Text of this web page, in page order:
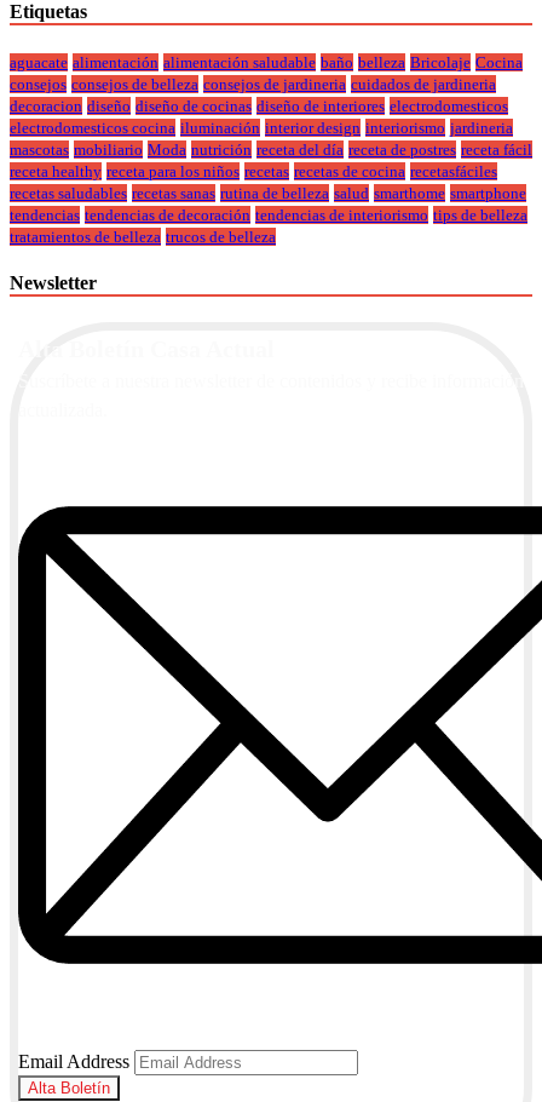
Etiquetas
aguacate alimentación alimentación saludable baño belleza Bricolaje Cocina
consejos consejos de belleza consejos de jardineria cuidados de jardineria
decoracion diseño diseño de cocinas diseño de interiores electrodomesticos
electrodomesticos cocina iluminación interior design interiorismo jardineria
mascotas mobiliario Moda nutrición receta del día receta de postres receta fácil
receta healthy receta para los niños recetas recetas de cocina recetasfáciles
recetas saludables recetas sanas rutina de belleza salud smarthome smartphone
tendencias tendencias de decoración tendencias de interiorismo tips de belleza
tratamientos de belleza trucos de belleza
Newsletter
Email Address